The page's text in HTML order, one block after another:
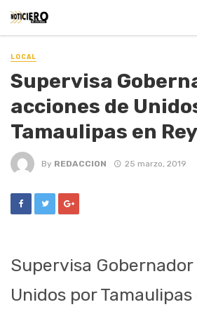
LOCAL
Supervisa
acciones de
Tamaulipas en
By REDACCION 25 marzo, 2019
Supervisa
Unidos por Tamaulipas